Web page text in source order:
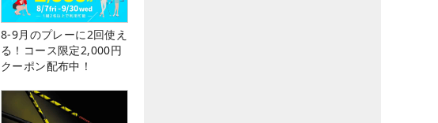
8-9月のプレーに2回使え
る！コース限定2,000円
クーポン配布中！